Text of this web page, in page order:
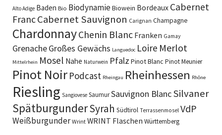
Alto Adige Baden Bio BiodynamieBiowein Bordeaux Cabernet
FrancCabernet Sauvignon Carignan Champagne
ChardonnayChenin Blanc Franken Gamay
GrenacheGroßes Gewächs Languedoc Loire Merlot
Mittelrhein Mosel Nahe Naturwein Pfalz Pinot Blanc Pinot Meunier
Pinot Noir Podcast Rheingau Rheinhessen Rhône
Riesling Sangiovese SaumurSauvignon BlancSilvaner
SpätburgunderSyrah Südtirol Terrassenmosel VdP
Weißburgunder Wrint WRINT Flaschen Württemberg